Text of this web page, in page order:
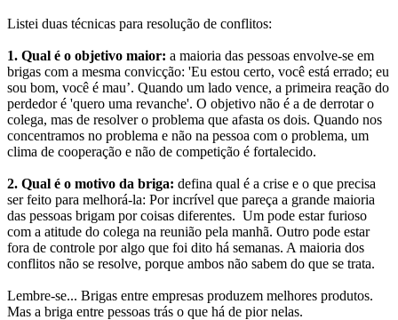
Listei duas técnicas para resolução de conflitos:
1. Qual é o objetivo maior: a maioria das pessoas envolve-se em
brigas com a mesma convicção: 'Eu estou certo, você está errado; eu
sou bom, você é mau’. Quando um lado vence, a primeira reação do
perdedor é 'quero uma revanche'. O objetivo não é a de derrotar o
colega, mas de resolver o problema que afasta os dois. Quando nos
concentramos no problema e não na pessoa com o problema, um
clima de cooperação e não de competição é fortalecido.
2. Qual é o motivo da briga: defina qual é a crise e o que precisa
ser feito para melhorá-la: Por incrível que pareça a grande maioria
das pessoas brigam por coisas diferentes. Um pode estar furioso
com a atitude do colega na reunião pela manhã. Outro pode estar
fora de controle por algo que foi dito há semanas. A maioria dos
conflitos não se resolve, porque ambos não sabem do que se trata.
Lembre-se... Brigas entre empresas produzem melhores produtos.
Mas a briga entre pessoas trás o que há de pior nelas.